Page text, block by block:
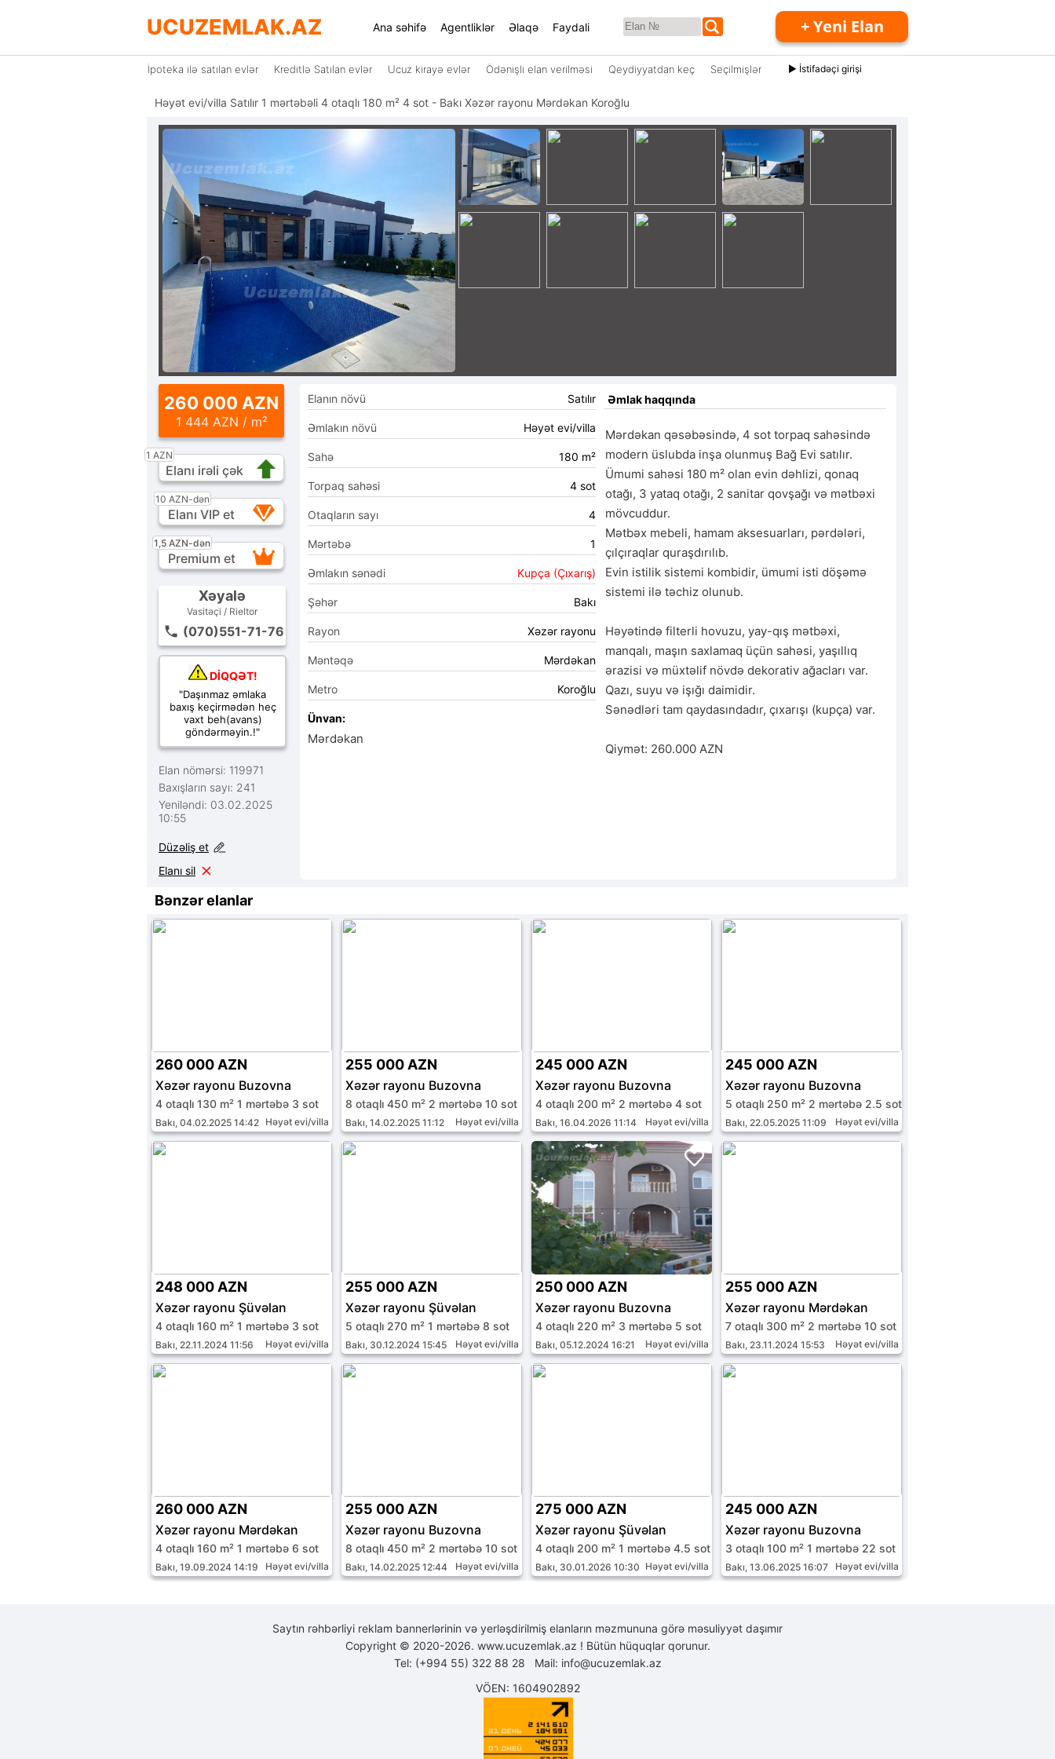
UCUZEMLAK.AZ Ana səhifə Agentliklər Əlaqə Faydali + Yeni Elan
İpoteka ilə satılan evlər Kreditlə Satılan evlər Ucuz kirayə evlər Ödənişli elan verilməsi Qeydiyyatdan keç Seçilmişlər ► İstifadəçi girişi
Həyət evi/villa Satılır 1 mərtəbəli 4 otaqlı 180 m² 4 sot - Bakı Xəzər rayonu Mərdəkan Koroğlu
260 000 AZN
1 444 AZN / m²
1 AZN
Elanı irəli çək
10 AZN-dən
Elanı VIP et
1,5 AZN-dən
Premium et
Xəyalə
Vasitəçi / Rieltor
(070)551-71-76
DİQQƏT!
"Daşınmaz əmlaka
baxış keçirmədən heç
vaxt beh(avans)
göndərməyin.!"
Elan nömərsi: 119971
Baxışların sayı: 241
Yeniləndi: 03.02.2025
10:55
Düzəliş et
Elanı sil
Elanın növü Satılır
Əmlakın növü Həyət evi/villa
Sahə 180 m²
Torpaq sahəsi 4 sot
Otaqların sayı 4
Mərtəbə 1
Əmlakın sənədi Kupça (Çıxarış)
Şəhər Bakı
Rayon Xəzər rayonu
Məntəqə Mərdəkan
Metro Koroğlu
Ünvan:
Mərdəkan
Əmlak haqqında
Mərdəkan qəsəbəsində, 4 sot torpaq sahəsində
modern üslubda inşa olunmuş Bağ Evi satılır.
Ümumi sahəsi 180 m² olan evin dəhlizi, qonaq
otağı, 3 yataq otağı, 2 sanitar qovşağı və mətbəxi
mövcuddur.
Mətbəx mebeli, hamam aksesuarları, pərdələri,
çılçıraqlar quraşdırılıb.
Evin istilik sistemi kombidir, ümumi isti döşəmə
sistemi ilə təchiz olunub.
Həyətində filterli hovuzu, yay-qış mətbəxi,
manqalı, maşın saxlamaq üçün sahəsi, yaşıllıq
ərazisi və müxtəlif növdə dekorativ ağacları var.
Qazı, suyu və işığı daimidir.
Sənədləri tam qaydasındadır, çıxarışı (kupça) var.
Qiymət: 260.000 AZN
Bənzər elanlar
260 000 AZN
Xəzər rayonu Buzovna
4 otaqlı 130 m² 1 mərtəbə 3 sot
Bakı, 04.02.2025 14:42 Həyət evi/villa
255 000 AZN
Xəzər rayonu Buzovna
8 otaqlı 450 m² 2 mərtəbə 10 sot
Bakı, 14.02.2025 11:12 Həyət evi/villa
245 000 AZN
Xəzər rayonu Buzovna
4 otaqlı 200 m² 2 mərtəbə 4 sot
Bakı, 16.04.2026 11:14 Həyət evi/villa
245 000 AZN
Xəzər rayonu Buzovna
5 otaqlı 250 m² 2 mərtəbə 2.5 sot
Bakı, 22.05.2025 11:09 Həyət evi/villa
248 000 AZN
Xəzər rayonu Şüvəlan
4 otaqlı 160 m² 1 mərtəbə 3 sot
Bakı, 22.11.2024 11:56 Həyət evi/villa
255 000 AZN
Xəzər rayonu Şüvəlan
5 otaqlı 270 m² 1 mərtəbə 8 sot
Bakı, 30.12.2024 15:45 Həyət evi/villa
250 000 AZN
Xəzər rayonu Buzovna
4 otaqlı 220 m² 3 mərtəbə 5 sot
Bakı, 05.12.2024 16:21 Həyət evi/villa
255 000 AZN
Xəzər rayonu Mərdəkan
7 otaqlı 300 m² 2 mərtəbə 10 sot
Bakı, 23.11.2024 15:53 Həyət evi/villa
260 000 AZN
Xəzər rayonu Mərdəkan
4 otaqlı 160 m² 1 mərtəbə 6 sot
Bakı, 19.09.2024 14:19 Həyət evi/villa
255 000 AZN
Xəzər rayonu Buzovna
8 otaqlı 450 m² 2 mərtəbə 10 sot
Bakı, 14.02.2025 12:44 Həyət evi/villa
275 000 AZN
Xəzər rayonu Şüvəlan
4 otaqlı 200 m² 1 mərtəbə 4.5 sot
Bakı, 30.01.2026 10:30 Həyət evi/villa
245 000 AZN
Xəzər rayonu Buzovna
3 otaqlı 100 m² 1 mərtəbə 22 sot
Bakı, 13.06.2025 16:07 Həyət evi/villa
Saytın rəhbərliyi reklam bannerlərinin və yerləşdirilmiş elanların məzmununa görə məsuliyyət daşımır
Copyright © 2020-2026. www.ucuzemlak.az ! Bütün hüquqlar qorunur.
Tel: (+994 55) 322 88 28 Mail: info@ucuzemlak.az
VÖEN: 1604902892